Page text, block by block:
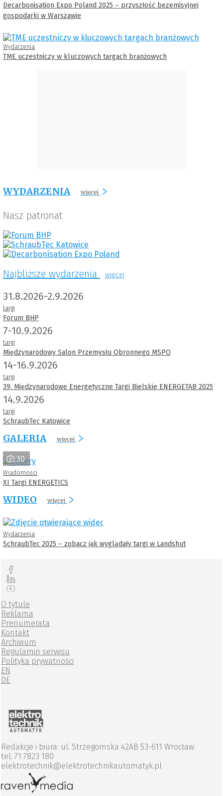
Decarbonisation Expo Poland 2025 – przyszłość bezemisyjnej
gospodarki w Warszawie
Wydarzenia
TME uczestniczy w kluczowych targach branżowych
WYDARZENIA więcej
Nasz patronat
Najbliższe wydarzenia wiecej
31.8.2026-2.9.2026
targi
Forum BHP
7-10.9.2026
targi
Międzynarodowy Salon Przemysłu Obronnego MSPO
14-16.9.2026
targi
39. Międzynarodowe Energetyczne Targi Bielskie ENERGETAB 2025
14.9.2026
targi
SchraubTec Katowice
GALERIA więcej
30
Wiadomości
XI Targi ENERGETICS
WIDEO więcej
Wydarzenia
SchraubTec 2025 – zobacz jak wyglądały targi w Landshut
O tytule
Reklama
Prenumerata
Kontakt
Archiwum
Regulamin serwisu
Polityka prywatności
EN
DE
Redakcje i biura: ul. Strzegomska 42AB 53-611 Wrocław
tel. 71 7823 180
elektrotechnik@elektrotechnikautomatyk.pl